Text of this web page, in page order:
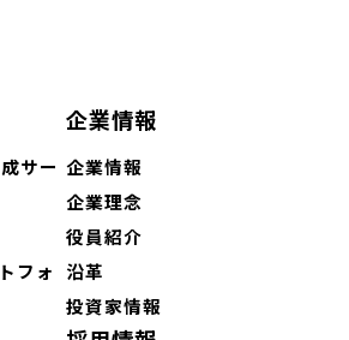
サー
フォ
企業情報
企業情報
企業理念
役員紹介
沿革
投資家情報